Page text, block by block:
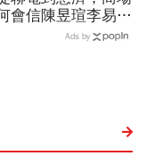
會信陳昱瑄李易
10億？慈濟發
Ads by